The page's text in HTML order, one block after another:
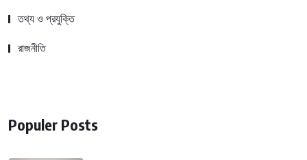
তথ্য ও প্রযুক্তি
রাজনীতি
Populer Posts